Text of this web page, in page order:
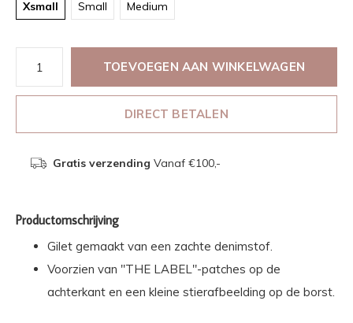
Xsmall Small Medium
TOEVOEGEN AAN WINKELWAGEN
DIRECT BETALEN
Gratis verzending Vanaf €100,-
Productomschrijving
Gilet gemaakt van een zachte denimstof.
Voorzien van "THE LABEL"-patches op de
achterkant en een kleine stierafbeelding op de borst.